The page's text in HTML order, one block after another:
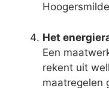
Het
Een
rekent uit
maatregelen